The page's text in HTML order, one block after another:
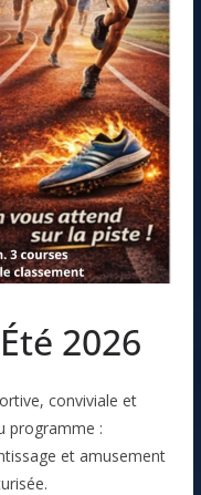
2026
conviviale et
programme :
et amusement